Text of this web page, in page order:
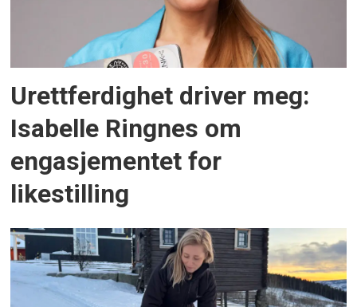
Urettferdighet driver meg:
Isabelle Ringnes om
engasjementet for
likestilling